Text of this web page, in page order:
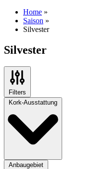
Home »
Saison »
Silvester
Silvester
Filters
Kork-Ausstattung
Anbaugebiet